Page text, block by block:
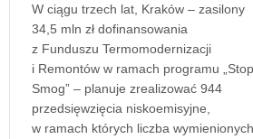
W ciągu trzech lat, Kraków – zasilony
34,5 mln zł dofinansowania
z Funduszu Termomodernizacji
i Remontów w ramach programu „Stop
Smog” – planuje zrealizować 944
przedsięwzięcia niskoemisyjne,
w ramach których liczba wymienionych